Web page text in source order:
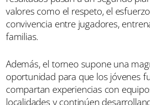
valores como el respeto, el
convivencia entre jugadores,
familias.
Además, el torneo supone una
oportunidad para que los jóvenes
compartan experiencias con
localidades y continúen